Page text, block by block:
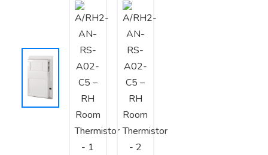
Tư vấn – Thiết kế – Cung cấp thiết bị HVAC
Tư vấn thiết kế, thi công tủ điều khiển
Thi công – Lắp đặt hệ thống HVAC